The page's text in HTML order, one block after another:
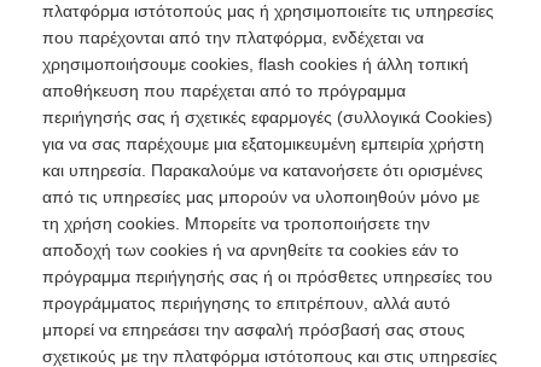
πλατφόρμα ιστότοπούς μας ή χρησιμοποιείτε τις υπηρεσίες
που παρέχονται από την πλατφόρμα, ενδέχεται να
χρησιμοποιήσουμε cookies, flash cookies ή άλλη τοπική
αποθήκευση που παρέχεται από το πρόγραμμα
περιήγησής σας ή σχετικές εφαρμογές (συλλογικά Cookies)
για να σας παρέχουμε μια εξατομικευμένη εμπειρία χρήστη
και υπηρεσία. Παρακαλούμε να κατανοήσετε ότι ορισμένες
από τις υπηρεσίες μας μπορούν να υλοποιηθούν μόνο με
τη χρήση cookies. Μπορείτε να τροποποιήσετε την
αποδοχή των cookies ή να αρνηθείτε τα cookies εάν το
πρόγραμμα περιήγησής σας ή οι πρόσθετες υπηρεσίες του
προγράμματος περιήγησης το επιτρέπουν, αλλά αυτό
μπορεί να επηρεάσει την ασφαλή πρόσβασή σας στους
σχετικούς με την πλατφόρμα ιστότοπους και στις υπηρεσίες